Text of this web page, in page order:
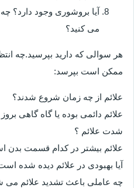
آیا بروشوری وجود دارد؟
می کنید؟
هر سوالی که دارید بپرسید.چه
ممکن است بپرسد:
علائم از چه زمان شروع شدند؟
علائم دائمی بوده یا گاه گاهی
شدت علائم ؟
علائم بیشتر در کدام قسمت بدن
آیا بهبودی در علائم دیده شده
چه عاملی باعث تشدید علائم می